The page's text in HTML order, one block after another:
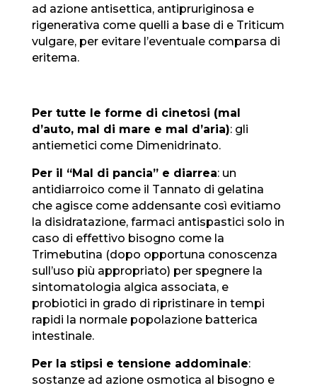
ad azione antisettica, antipruriginosa e
rigenerativa come quelli a base di e Triticum
vulgare, per evitare l’eventuale comparsa di
eritema.
Per tutte le forme di cinetosi (mal
d’auto, mal di mare e mal d’aria): gli
antiemetici come Dimenidrinato.
Per il “Mal di pancia” e diarrea: un
antidiarroico come il Tannato di gelatina
che agisce come addensante così evitiamo
la disidratazione, farmaci antispastici solo in
caso di effettivo bisogno come la
Trimebutina (dopo opportuna conoscenza
sull’uso più appropriato) per spegnere la
sintomatologia algica associata, e
probiotici in grado di ripristinare in tempi
rapidi la normale popolazione batterica
intestinale.
Per la stipsi e tensione addominale:
sostanze ad azione osmotica al bisogno e